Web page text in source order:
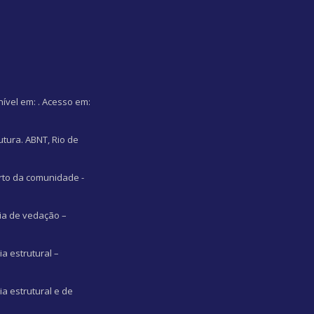
em: . Acesso em:
ABNT, Rio de
da comunidade -
de vedação –
estrutural –
estrutural e de